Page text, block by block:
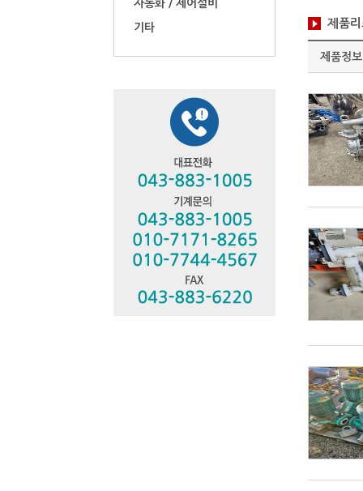
자동화 / 제어설비
기타 제품
제품정보